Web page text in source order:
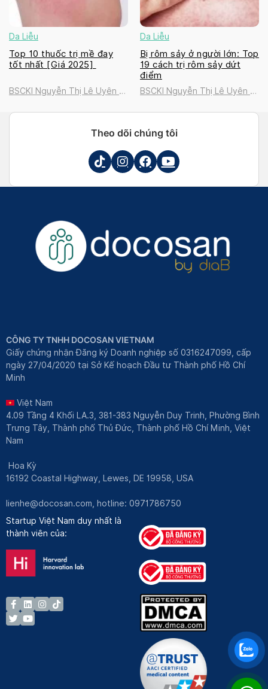
Da Liễu
Top 10 thuốc trị mề đay
tốt nhất [Giá 2025]
BSCKI Nguyễn Thị Lê Uyên |
International Clinic
Da Liễu
Bị rôm sảy ở người lớn: Top
19 cách trị rôm sảy dứt
điểm
BSCKI Nguyễn Thị Lê Uyên |
Theo dõi chúng tôi
CÔNG TY TNHH DOCOSAN VIETNAM
Giấy chứng nhận Đăng ký Doanh nghiệp số 0316247099, cấp
ngày 27/04/2020 tại Sở Kế hoạch Đầu tư Thành phố Hồ Chí
Minh
Việt Nam
4.09 Tầng 4 Khối LA.3, 381-383 Nguyễn Duy Trinh, Phường Bình
Trưng Tây, Thành phố Thủ Đức, Thành phố Hồ Chí Minh, Việt
Nam
Hoa Kỳ
16192 Coastal Highway, Lewes, DE 19958, USA
lienhe@docosan.com , hotline: 0971786750
Startup Việt Nam duy nhất là
thành viên của: